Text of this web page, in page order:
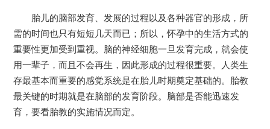
胎儿的脑部发育、发展的过程以及各种器官的形成，所
需的时间也只有短短几天而已；所以，怀孕中的生活方式的
重要性更加受到重视。脑的神经细胞一旦发育完成，就会使
用一辈子，而且不会再生，因此形成的过程很重要。人类生
存最基本而重要的感觉系统是在胎儿时期奠定基础的。胎教
最关键的时期就是在脑部的发育阶段。脑部是否能迅速发
育，要看胎教的实施情况而定。